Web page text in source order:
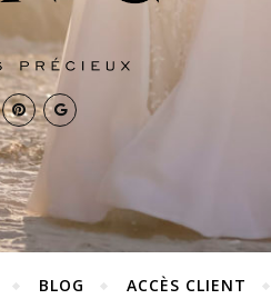
BLOG ACCÈS CLIENT